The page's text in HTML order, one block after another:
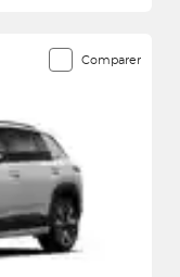
Comparer